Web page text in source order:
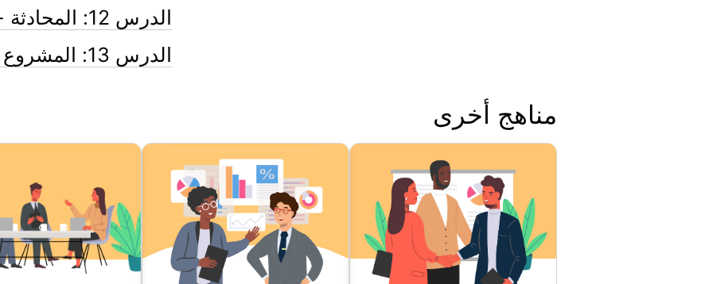
الدرس 12: المحادثة - تقديم العروض التقديمية
الدرس 13: المشروع الختامي للمحادثة
مناهج أخرى